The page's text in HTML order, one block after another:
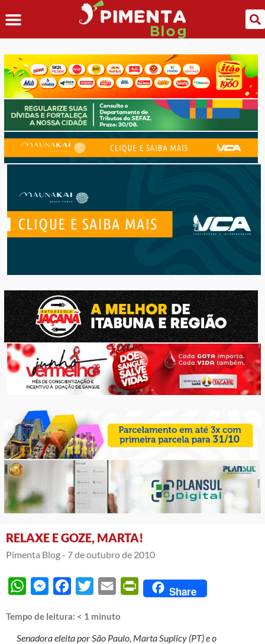
RELAXE E GOZE, MARTA!
Pimenta Blog - 7 de outubro de 2010
WhatsAppMessengerFacebook
Twitter Email PrintFriendly
Share
Tempo de leitura: < 1 minuto
Senadora eleita por São Paulo, Marta Suplicy (PT) e o